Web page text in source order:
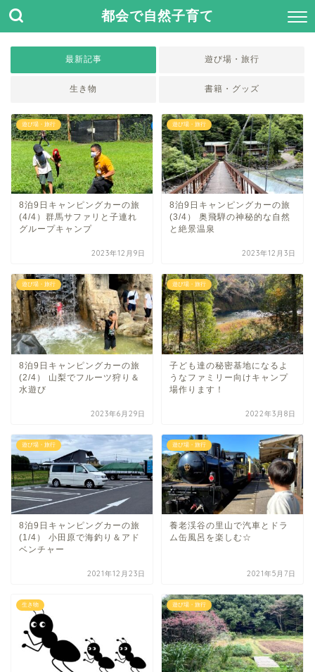
都会で自然子育て
最新記事 遊び場・旅行
生き物 書籍・グッズ
遊び場・旅行
8泊9日キャンピングカーの旅
(4/4）群馬サファリと子連れ
グループキャンプ
2023年12月9日
遊び場・旅行
8泊9日キャンピングカーの旅
(3/4） 奥飛騨の神秘的な自然
と絶景温泉
2023年12月3日
遊び場・旅行
8泊9日キャンピングカーの旅
(2/4） 山梨でフルーツ狩り＆
水遊び
2023年6月29日
遊び場・旅行
子ども達の秘密基地になるよ
うなファミリー向けキャンプ
場作ります！
2022年3月8日
遊び場・旅行
8泊9日キャンピングカーの旅
(1/4） 小田原で海釣り＆アド
ベンチャー
2021年12月23日
遊び場・旅行
養老渓谷の里山で汽車とドラ
ム缶風呂を楽しむ☆
2021年5月7日
生き物 遊び場・旅行